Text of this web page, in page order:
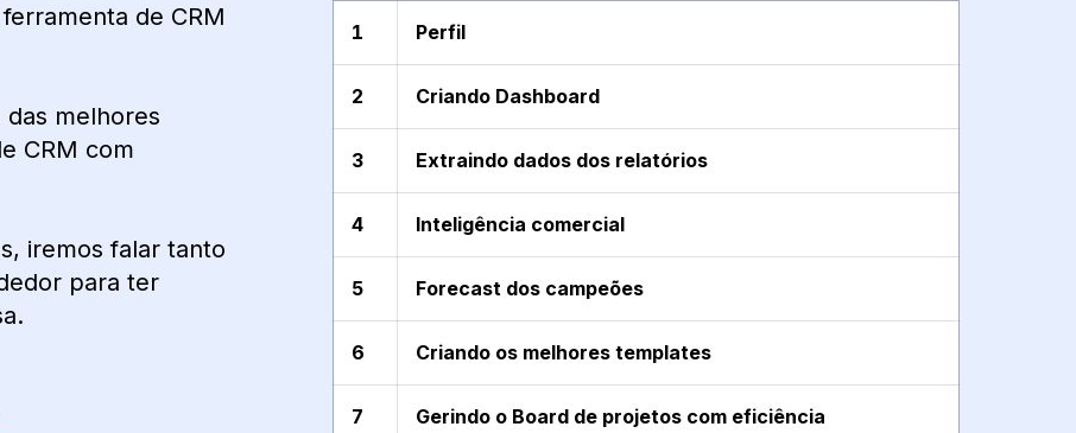
de CRM
das melhores
CRM com
iremos falar tanto
para ter
1 Perfil
2 Criando Dashboard
3 Extraindo dados dos relatórios
4 Inteligência comercial
5 Forecast dos campeões
6 Criando os melhores templates
7 Gerindo o Board de projetos com eficiência